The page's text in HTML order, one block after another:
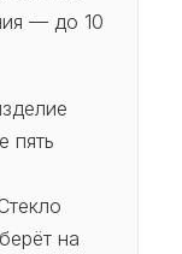
— до 10
пять
на